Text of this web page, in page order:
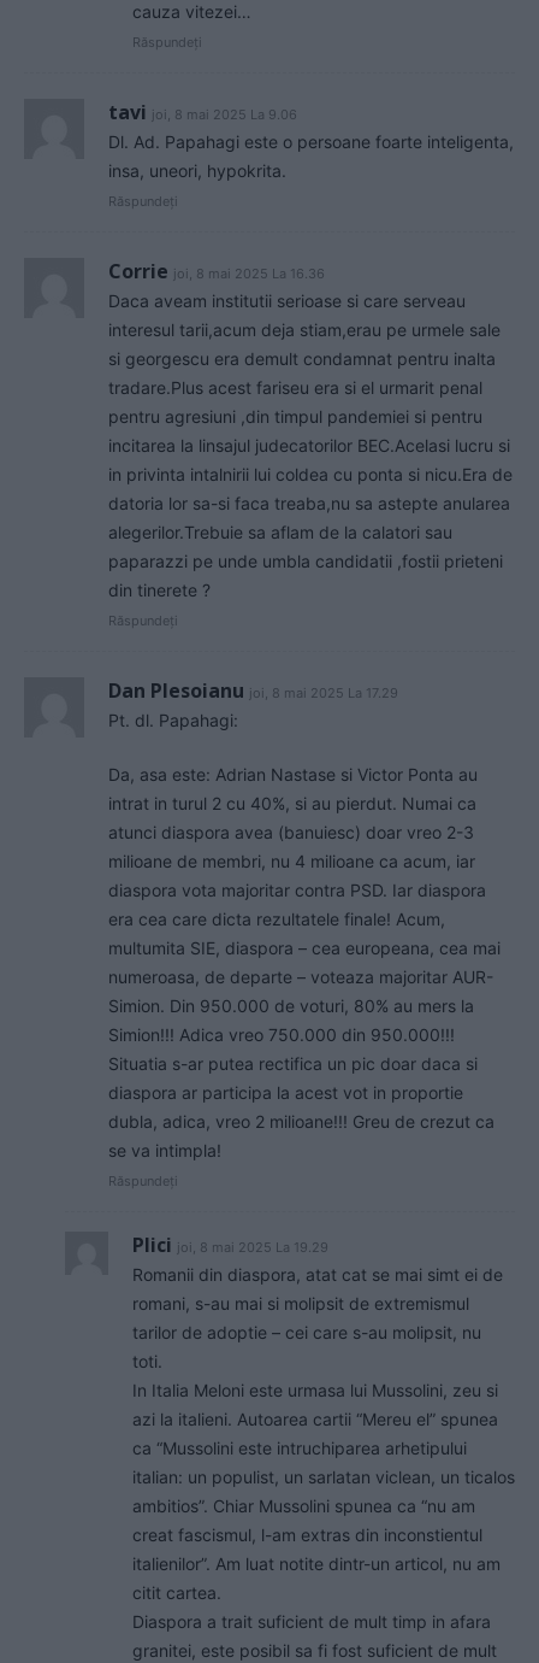
cauza vitezei…
Răspundeți
tavi joi, 8 mai 2025 La 9.06
Dl. Ad. Papahagi este o persoane foarte inteligenta,
insa, uneori, hypokrita.
Răspundeți
Corrie joi, 8 mai 2025 La 16.36
Daca aveam institutii serioase si care serveau
interesul tarii,acum deja stiam,erau pe urmele sale
si georgescu era demult condamnat pentru inalta
tradare.Plus acest fariseu era si el urmarit penal
pentru agresiuni ,din timpul pandemiei si pentru
incitarea la linsajul judecatorilor BEC.Acelasi lucru si
in privinta intalnirii lui coldea cu ponta si nicu.Era de
datoria lor sa-si faca treaba,nu sa astepte anularea
alegerilor.Trebuie sa aflam de la calatori sau
paparazzi pe unde umbla candidatii ,fostii prieteni
din tinerete ?
Răspundeți
Dan Plesoianu joi, 8 mai 2025 La 17.29
Pt. dl. Papahagi:
Da, asa este: Adrian Nastase si Victor Ponta au
intrat in turul 2 cu 40%, si au pierdut. Numai ca
atunci diaspora avea (banuiesc) doar vreo 2-3
milioane de membri, nu 4 milioane ca acum, iar
diaspora vota majoritar contra PSD. Iar diaspora
era cea care dicta rezultatele finale! Acum,
multumita SIE, diaspora – cea europeana, cea mai
numeroasa, de departe – voteaza majoritar AUR-
Simion. Din 950.000 de voturi, 80% au mers la
Simion!!! Adica vreo 750.000 din 950.000!!!
Situatia s-ar putea rectifica un pic doar daca si
diaspora ar participa la acest vot in proportie
dubla, adica, vreo 2 milioane!!! Greu de crezut ca
se va intimpla!
Răspundeți
Plici joi, 8 mai 2025 La 19.29
Romanii din diaspora, atat cat se mai simt ei de
romani, s-au mai si molipsit de extremismul
tarilor de adoptie – cei care s-au molipsit, nu
toti.
In Italia Meloni este urmasa lui Mussolini, zeu si
azi la italieni. Autoarea cartii “Mereu el” spunea
ca “Mussolini este intruchiparea arhetipului
italian: un populist, un sarlatan viclean, un ticalos
ambitios”. Chiar Mussolini spunea ca “nu am
creat fascismul, l-am extras din inconstientul
italienilor”. Am luat notite dintr-un articol, nu am
citit cartea.
Diaspora a trait suficient de mult timp in afara
granitei, este posibil sa fi fost suficient de mult